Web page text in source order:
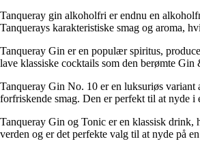
Tanqueray gin alkoholfri er endnu en
Tanquerays karakteristiske smag og aroma,
Tanqueray Gin er en populær spiritus,
lave klassiske cocktails som den berømte Gin
Tanqueray Gin No. 10 er en luksuriøs variant
forfriskende smag. Den er perfekt til at nyde
Tanqueray Gin og Tonic er en klassisk drink,
verden og er det perfekte valg til at nyde på